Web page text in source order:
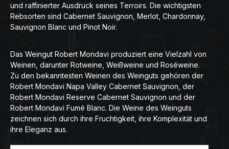
und raffinierter Ausdruck seines Terroirs. Die wichtigsten
Rebsorten sind Cabernet Sauvignon, Merlot, Chardonnay,
Sauvignon Blanc und Pinot Noir.
Das Weingut Robert Mondavi produziert eine Vielzahl von
Weinen, darunter Rotweine, Weißweine und Roséweine.
Zu den bekanntesten Weinen des Weinguts gehören der
Robert Mondavi Napa Valley Cabernet Sauvignon, der
Robert Mondavi Reserve Cabernet Sauvignon und der
Robert Mondavi Fumé Blanc. Die Weine des Weinguts
zeichnen sich durch ihre Fruchtigkeit, ihre Komplexität und
ihre Eleganz aus.